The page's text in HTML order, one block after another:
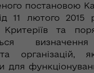
постановою
11 лютого
Критеріїв та
організацій,
для